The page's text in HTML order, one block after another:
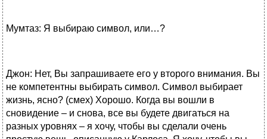
Мумтаз: Я выбираю символ, или…?
Джон: Нет, Вы запрашиваете его у второго внимания. Вы
не компетентны выбирать символ. Символ выбирает
жизнь, ясно? (смех) Хорошо. Когда вы вошли в
сновидение – и снова, все вы будете двигаться на
разных уровнях – я хочу, чтобы вы сделали очень